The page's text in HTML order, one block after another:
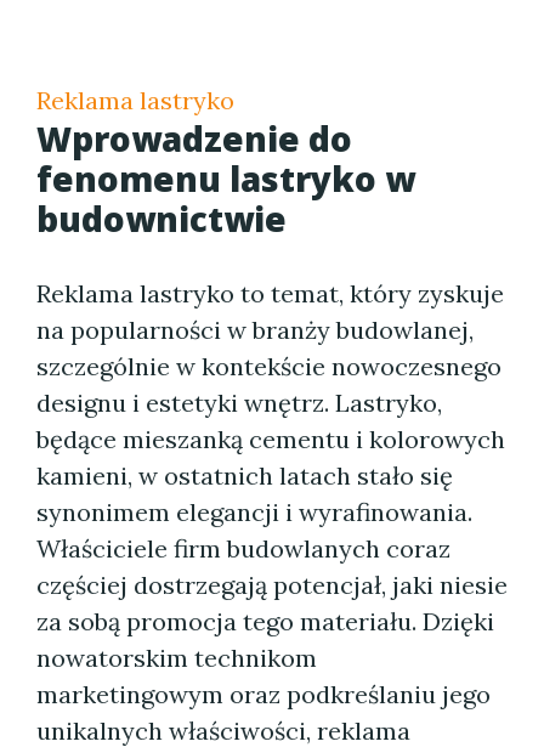
Reklama lastryko
Wprowadzenie do
fenomenu lastryko w
budownictwie
Reklama lastryko to temat, który zyskuje
na popularności w branży budowlanej,
szczególnie w kontekście nowoczesnego
designu i estetyki wnętrz. Lastryko,
będące mieszanką cementu i kolorowych
kamieni, w ostatnich latach stało się
synonimem elegancji i wyrafinowania.
Właściciele firm budowlanych coraz
częściej dostrzegają potencjał, jaki niesie
za sobą promocja tego materiału. Dzięki
nowatorskim technikom
marketingowym oraz podkreślaniu jego
unikalnych właściwości, reklama